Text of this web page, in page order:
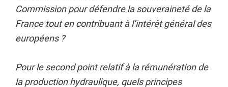
Commission pour défendre la souveraineté de la
France tout en contribuant à l’intérêt général des
européens ?
Pour le second point relatif à la rémunération de
la production hydraulique, quels principes